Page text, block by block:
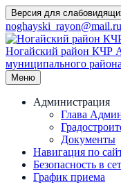
Перейти
к
содержимому
Версия для
noghayski_rayon@mail.ru
Ногайский район КЧР
муниципального района
Меню
Администрация
Глава
Документы
Навигация по
Безопасность в
График приема